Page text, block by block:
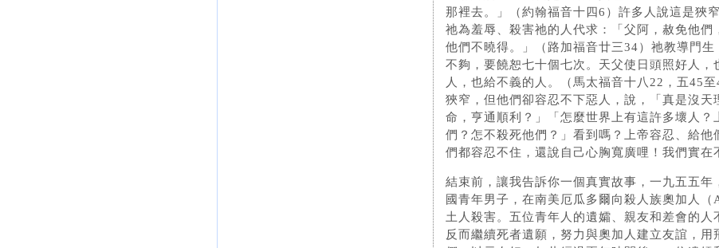
那裡去。」（約翰福音十四6）許多人說這是狹
祂為羞辱、殺害祂的人代求：「父阿，赦免他們
他們不曉得。」（路加福音廿三34）祂教導門生
不夠，要饒恕七十個七次。天父使日頭照好人，
人，也給不義的人。（馬太福音十八22，五45
狹窄，但他們卻容忍不下惡人，說，「真是沒天
命，亨通順利？」「怎麼世界上有這許多壞人？
們？怎不殺死他們？」看到嗎？上帝容忍、給他
們都容忍不住，還說自己心胸寬廣哩！我們實在
結束前，讓我告訴你一個真實故事，一九五五年
國青年男子，在南美厄瓜多爾向殺人族奧加人（
土人殺害。五位青年人的遺孀、親友和差會的人
反而繼續死者遺願，努力與奧加人建立友誼，用